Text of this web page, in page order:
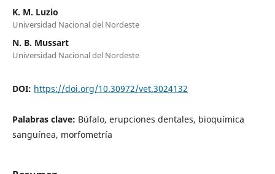
K. M. Luzio
Universidad Nacional del Nordeste
N. B. Mussart
Universidad Nacional del Nordeste
DOI: https://doi.org/10.30972/vet.3024132
Palabras clave: Búfalo, erupciones dentales, bioquímica
sanguínea, morfometría